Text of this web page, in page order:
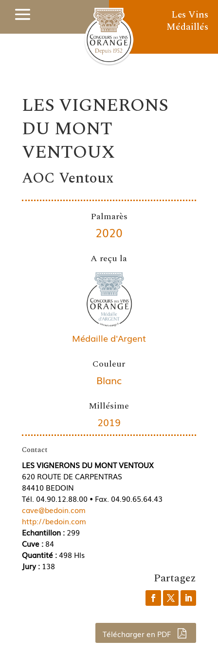
Les Vins
Médaillés
LES VIGNERONS
DU MONT
VENTOUX
AOC Ventoux
Palmarès
2020
A reçu la
Médaille d'Argent
Couleur
Blanc
Millésime
2019
Contact
LES VIGNERONS DU MONT VENTOUX
620 ROUTE DE CARPENTRAS
84410 BEDOIN
Tél. 04.90.12.88.00 • Fax. 04.90.65.64.43
cave@bedoin.com
http://bedoin.com
Echantillon :299
Cuve : 84
Quantité :498 Hls
Jury : 138
Partagez
Télécharger en PDF